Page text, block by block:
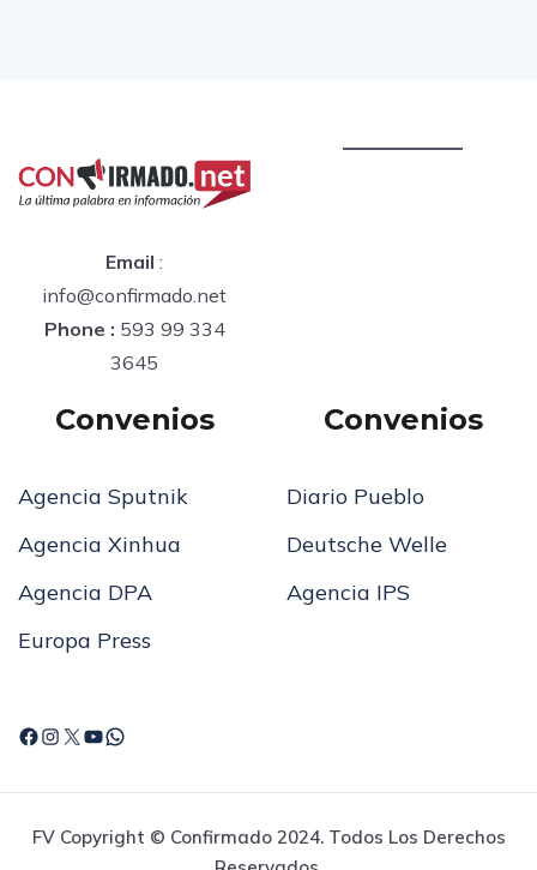
Email :
info@confirmado.net
Phone : 593 99 334
3645
Convenios
Agencia Sputnik
Agencia Xinhua
Agencia DPA
Europa Press
Convenios
Diario Pueblo
Deutsche Welle
Agencia IPS
FV Copyright © Confirmado 2024. Todos Los Derechos